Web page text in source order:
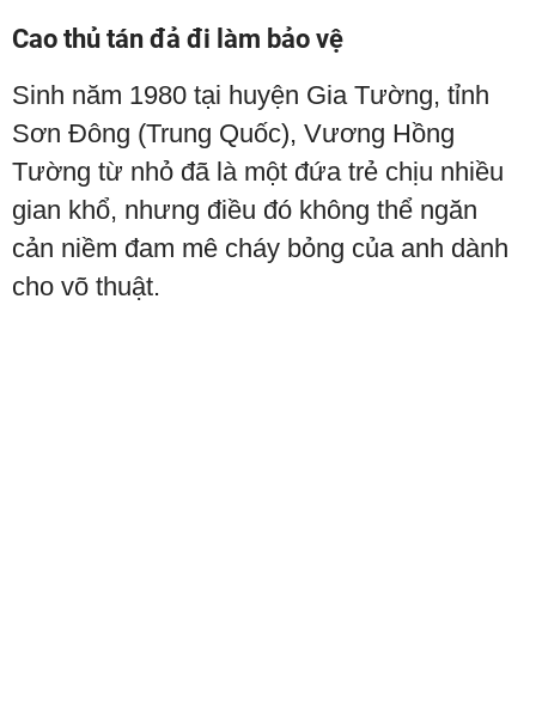
Cao thủ tán đả đi làm bảo vệ
Sinh năm 1980 tại huyện Gia Tường, tỉnh
Sơn Đông (Trung Quốc), Vương Hồng
Tường từ nhỏ đã là một đứa trẻ chịu nhiều
gian khổ, nhưng điều đó không thể ngăn
cản niềm đam mê cháy bỏng của anh dành
cho võ thuật.